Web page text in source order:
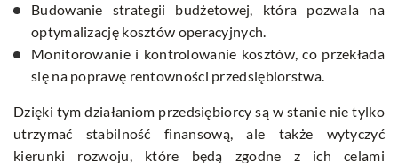
Budowanie strategii budżetowej, która pozwala na
optymalizację kosztów operacyjnych.
Monitorowanie i kontrolowanie kosztów, co przekłada
się na poprawę rentowności przedsiębiorstwa.
Dzięki tym działaniom przedsiębiorcy są w stanie nie tylko
utrzymać stabilność finansową, ale także wytyczyć
kierunki rozwoju, które będą zgodne z ich celami